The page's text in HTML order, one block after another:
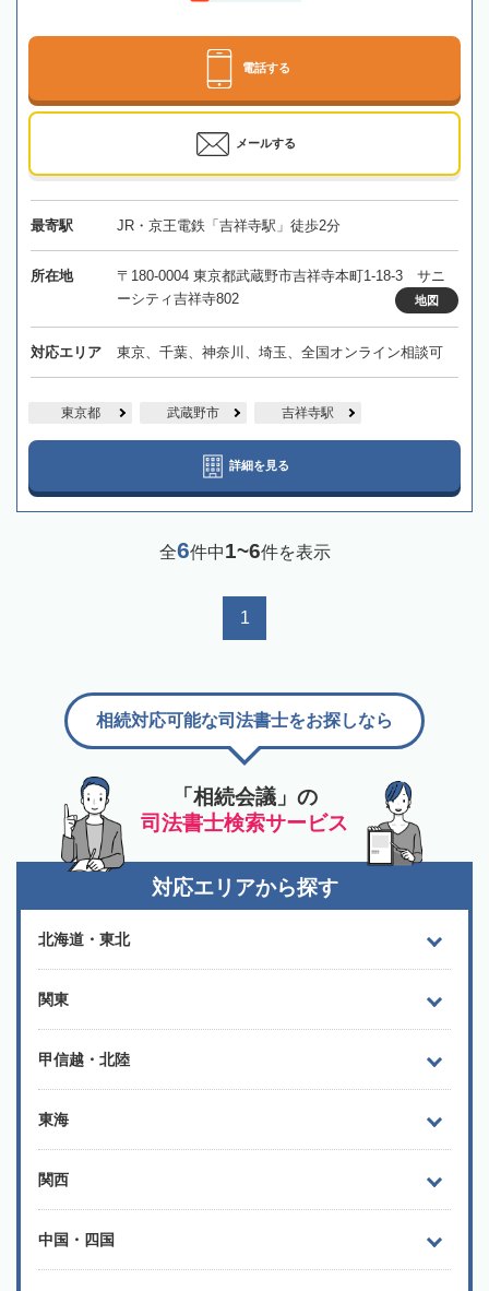
電話する
メールする
最寄駅 JR・京王電鉄「吉祥寺駅」徒歩2分
所在地
〒180-0004 東京都武蔵野市吉祥寺本町1-18-3 サニ
ーシティ吉祥寺802
地図
対応エリア 東京、千葉、神奈川、埼玉、全国オンライン相談可
東京都 武蔵野市 吉祥寺駅
詳細を見る
全6件中1~6件を表示
1
「相続会議」の
司法書士検索サービス
相続対応可能な司法書士をお探しなら
対応エリアから探す
北海道・東北
関東
甲信越・北陸
東海
関西
中国・四国